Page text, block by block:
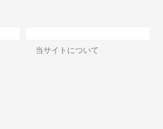
当サイトについて